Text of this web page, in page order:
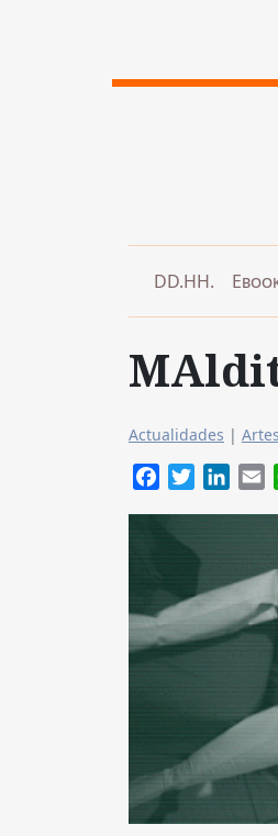
DD.HH.
Actualidades |
FacebookTwitter